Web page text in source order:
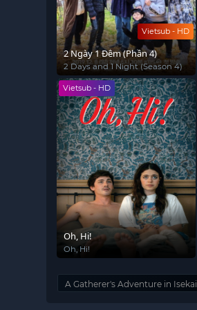
Vietsub - HD
2 Ngày 1 Đêm (Phần 4)
2 Days and 1 Night (Season 4)
Vietsub - HD
Oh, Hi!
Oh, Hi!
A Gatherer's Adventure in Isekai